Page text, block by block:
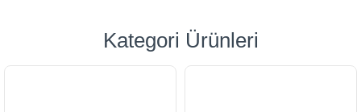
Kategori Ürünleri